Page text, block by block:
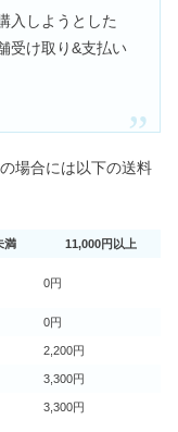
入しようとした
受け取り&支払い
場合には以下の送料
満 11,000円以上
0円
0円
2,200円
3,300円
3,300円